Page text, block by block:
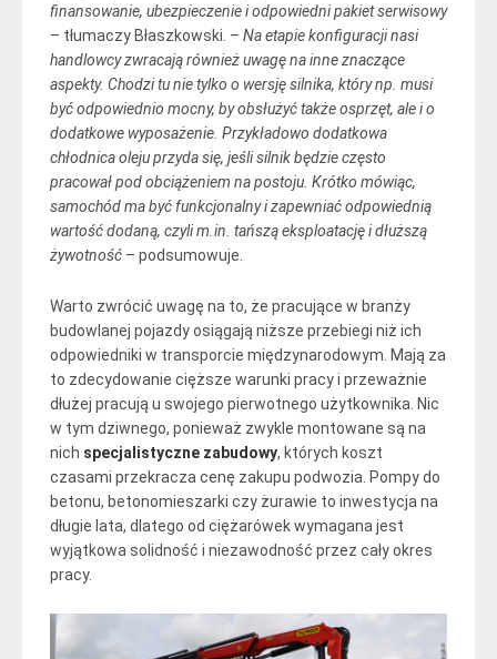
finansowanie, ubezpieczenie i odpowiedni pakiet serwisowy
– tłumaczy Błaszkowski. – Na etapie konfiguracji nasi
handlowcy zwracają również uwagę na inne znaczące
aspekty. Chodzi tu nie tylko o wersję silnika, który np. musi
być odpowiednio mocny, by obsłużyć także osprzęt, ale i o
dodatkowe wyposażenie. Przykładowo dodatkowa
chłodnica oleju przyda się, jeśli silnik będzie często
pracował pod obciążeniem na postoju. Krótko mówiąc,
samochód ma być funkcjonalny i zapewniać odpowiednią
wartość dodaną, czyli m.in. tańszą eksploatację i dłuższą
żywotność – podsumowuje.
Warto zwrócić uwagę na to, że pracujące w branży
budowlanej pojazdy osiągają niższe przebiegi niż ich
odpowiedniki w transporcie międzynarodowym. Mają za
to zdecydowanie cięższe warunki pracy i przeważnie
dłużej pracują u swojego pierwotnego użytkownika. Nic
w tym dziwnego, ponieważ zwykle montowane są na
nich specjalistyczne zabudowy, których koszt
czasami przekracza cenę zakupu podwozia. Pompy do
betonu, betonomieszarki czy żurawie to inwestycja na
długie lata, dlatego od ciężarówek wymagana jest
wyjątkowa solidność i niezawodność przez cały okres
pracy.